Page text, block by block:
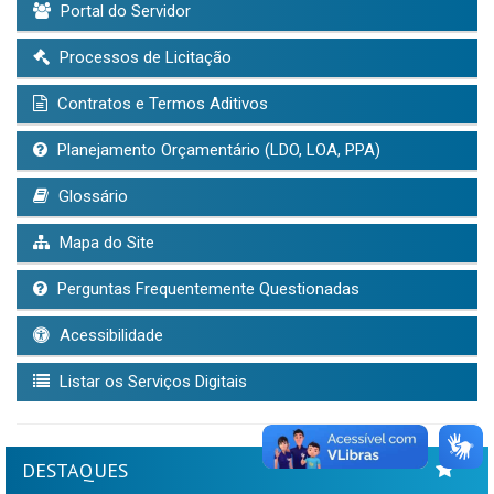
Portal do Servidor
Processos de Licitação
Contratos e Termos Aditivos
Planejamento Orçamentário (LDO, LOA, PPA)
Glossário
Mapa do Site
Perguntas Frequentemente Questionadas
Acessibilidade
Listar os Serviços Digitais
DESTAQUES